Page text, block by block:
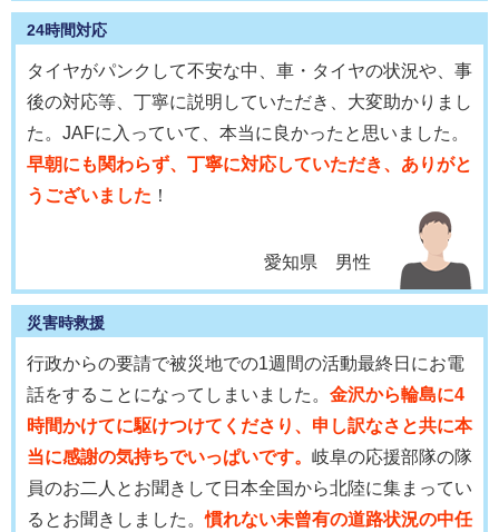
24時間対応
タイヤがパンクして不安な中、車・タイヤの状況や、事
後の対応等、丁寧に説明していただき、大変助かりまし
た。JAFに入っていて、本当に良かったと思いました。
早朝にも関わらず、丁寧に対応していただき、ありがと
うございました ！
愛知県 男性
災害時救援
行政からの要請で被災地での1週間の活動最終日にお電
話をすることになってしまいました。 金沢から輪島に4
時間かけてに駆けつけてくださり、申し訳なさと共に本
当に感謝の気持ちでいっぱいです。 岐阜の応援部隊の隊
員のお二人とお聞きして日本全国から北陸に集まってい
るとお聞きしました。慣れない未曾有の道路状況の中任